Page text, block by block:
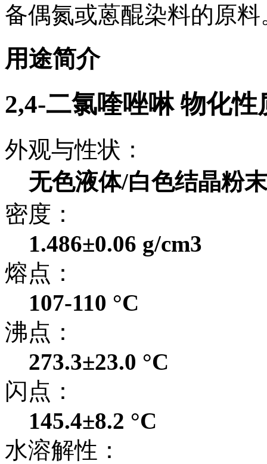
备偶氮或蒽醌染料的原料
用途简介
2,4-二氯喹唑啉 物化性
外观与性状：
无色液体/白色结晶粉末
密度：
1.486±0.06 g/cm3
熔点：
107-110 °C
沸点：
273.3±23.0 °C
闪点：
145.4±8.2 °C
水溶解性：